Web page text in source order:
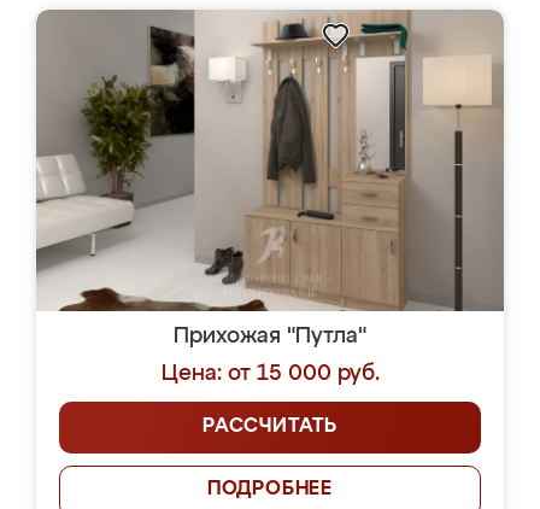
Прихожая "Путла"
Цена: от 15 000 руб.
РАССЧИТАТЬ
ПОДРОБНЕЕ